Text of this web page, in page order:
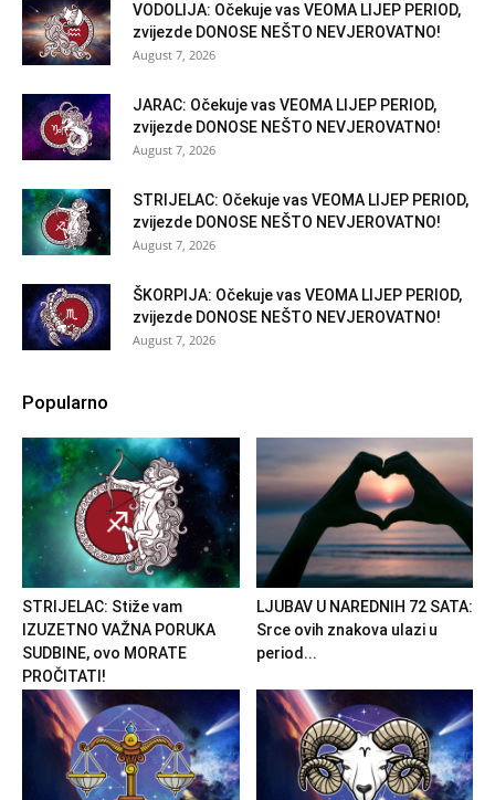
VODOLIJA: Očekuje vas VEOMA LIJEP PERIOD,
zvijezde DONOSE NEŠTO NEVJEROVATNO!
August 7, 2026
JARAC: Očekuje vas VEOMA LIJEP PERIOD,
zvijezde DONOSE NEŠTO NEVJEROVATNO!
August 7, 2026
STRIJELAC: Očekuje vas VEOMA LIJEP PERIOD,
zvijezde DONOSE NEŠTO NEVJEROVATNO!
August 7, 2026
ŠKORPIJA: Očekuje vas VEOMA LIJEP PERIOD,
zvijezde DONOSE NEŠTO NEVJEROVATNO!
August 7, 2026
Popularno
STRIJELAC: Stiže vam
IZUZETNO VAŽNA PORUKA
SUDBINE, ovo MORATE
PROČITATI!
LJUBAV U NAREDNIH 72 SATA:
Srce ovih znakova ulazi u
period...